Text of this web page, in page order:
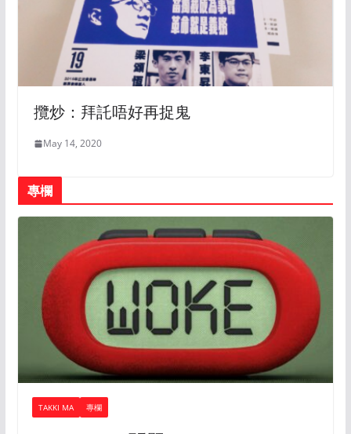
攬炒：拜託唔好再捉鬼
May 14, 2020
專欄
TAKKI MA 專欄